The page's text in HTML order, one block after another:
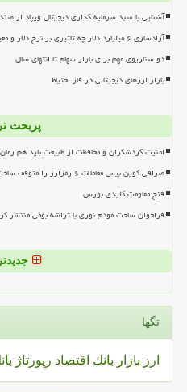
آشنایی با سبد سرمایه گذاری دیجیتال ویپاد از
آزادسازی ۶ میلیارد دلار چه تاثیری بر نرخ دلار و معیشت مردم دارد؟
دو سناریوی مهم برای بازار سهام تا انتهای سال
بازار ارزهای دیجیتالی در فاز احتیاط
پربحث
امنیت گردشگران و محافظت از طبیعت باید هم
صرافی کوین بیس معاملات ۶ رمزارز را متوقف ساخت
فتح مقاومت کلیدی بورس
فراخوان ساخت مودم نوری با تراشه بومی منتشر
تگها
ارز بازار بانك اقتصاد رپورتاژ